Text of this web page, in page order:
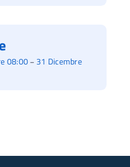
08:00– 31 Dicembre